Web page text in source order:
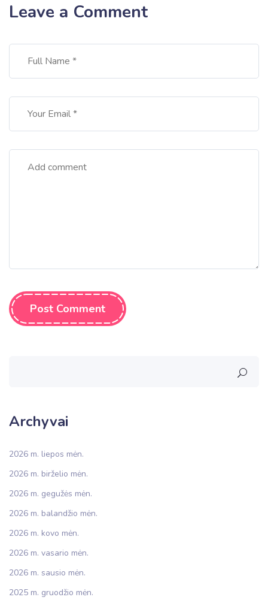
Leave a Comment
Post Comment
Archyvai
2026 m. liepos mėn.
2026 m. birželio mėn.
2026 m. gegužės mėn.
2026 m. balandžio mėn.
2026 m. kovo mėn.
2026 m. vasario mėn.
2026 m. sausio mėn.
2025 m. gruodžio mėn.